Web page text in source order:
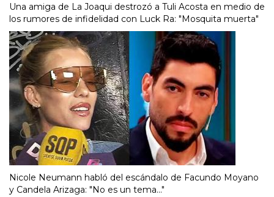
Una amiga de La Joaqui destrozó a Tuli Acosta en medio de
los rumores de infidelidad con Luck Ra: "Mosquita muerta"
Nicole Neumann habló del escándalo de Facundo Moyano
y Candela Arizaga: "No es un tema..."